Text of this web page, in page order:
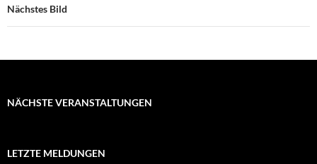
Nächstes Bild
NÄCHSTE VERANSTALTUNGEN
LETZTE MELDUNGEN